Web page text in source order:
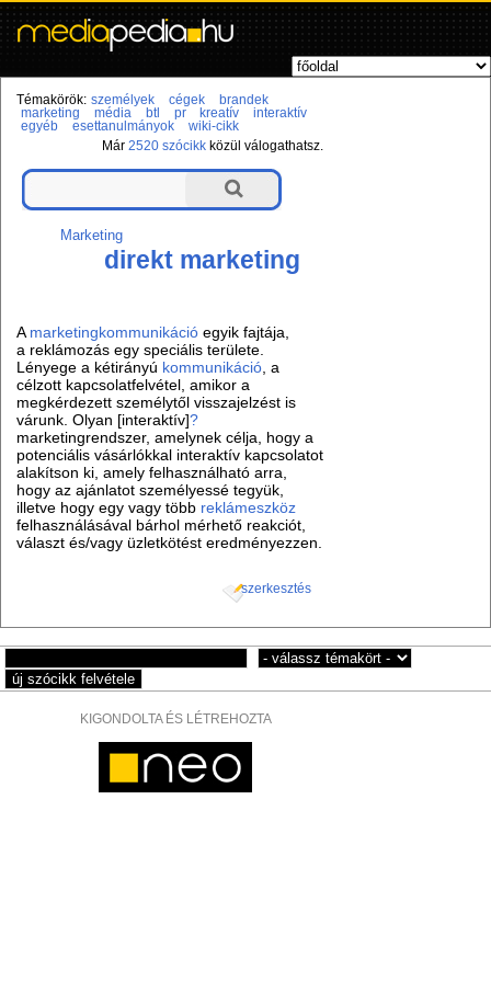
Témakörök: személyek cégek
brandek
marketing
média btl pr kreatív
interaktív
egyéb
esettanulmányok
wiki-cikk
Már2520 szócikk közül válogathatsz.
Marketing
direkt marketing
A marketingkommunikáció egyik fajtája,
a reklámozás egy speciális területe.
Lényege a kétirányú kommunikáció , a
célzott kapcsolatfelvétel, amikor a
megkérdezett személytől visszajelzést is
várunk. Olyan [interaktív]?
marketingrendszer, amelynek célja, hogy a
potenciális vásárlókkal interaktív kapcsolatot
alakítson ki, amely felhasználható arra,
hogy az ajánlatot személyessé tegyük,
illetve hogy egy vagy több reklámeszköz
felhasználásával bárhol mérhető reakciót,
választ és/vagy üzletkötést eredményezzen.
szerkesztés
KIGONDOLTA ÉS LÉTREHOZTA